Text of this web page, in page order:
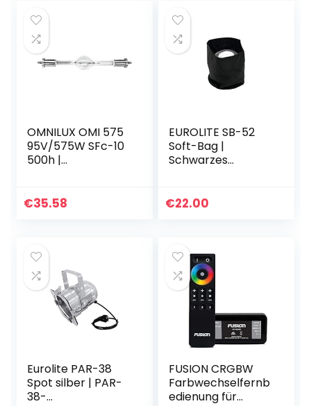
OMNILUX OMI 575
95V/575W SFc-10
500h |
€35.58
EUROLITE SB-52
Soft-Bag |
Schwarzes
€22.00
Eurolite PAR-38
Spot silber | PAR-
38-
FUSION CRGBW
Farbwechselfernb
edienung für